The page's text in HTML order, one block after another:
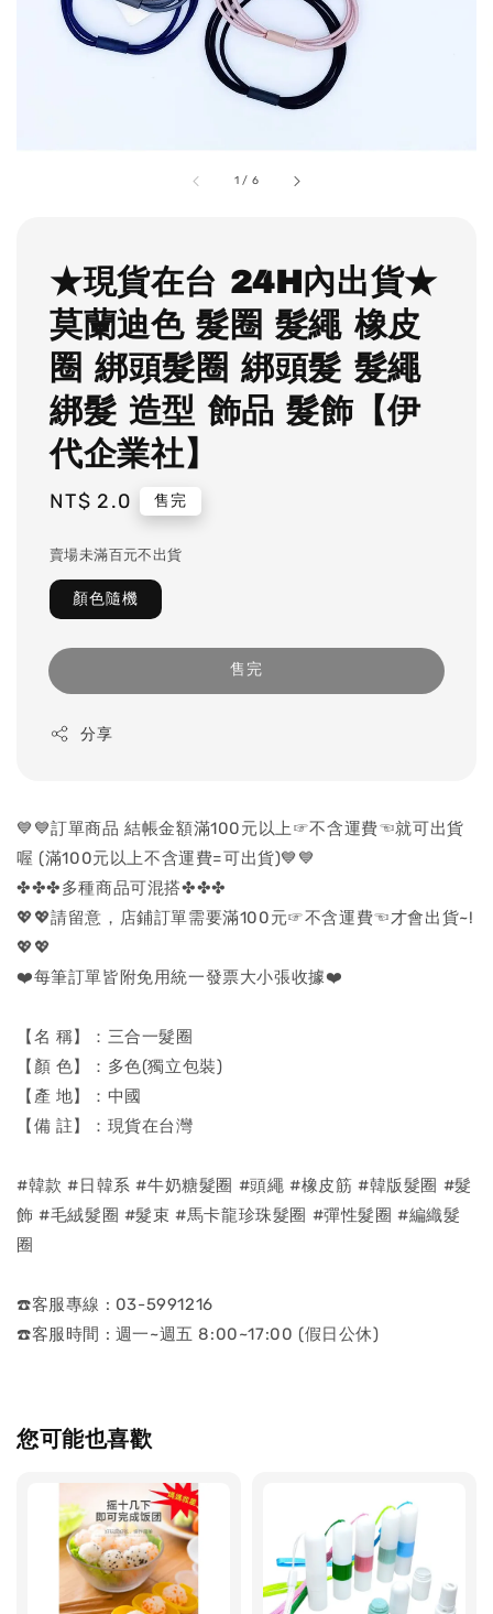
1 / 6
★現貨在台 24H內出貨★
莫蘭迪色 髮圈 髮繩 橡皮
圈 綁頭髮圈 綁頭髮 髮繩
綁髮 造型 飾品 髮飾【伊
代企業社】
Regular
NT$ 2.0 售完
賣場未滿百元不出貨
顏色隨機
售完
分享
💙💙訂單商品 結帳金額滿100元以上☞不含運費☜就可出貨
喔 (滿100元以上不含運費=可出貨)💙💙
✤✤✤多種商品可混搭✤✤✤
💖💖請留意，店鋪訂單需要滿100元☞不含運費☜才會出貨~!
💖💖
❤️每筆訂單皆附免用統一發票大小張收據❤️
【名 稱】：三合一髮圈
【顏 色】：多色(獨立包裝)
【產 地】：中國
【備 註】：現貨在台灣
#韓款 #日韓系 #牛奶糖髮圈 #頭繩 #橡皮筋 #韓版髮圈 #髮
飾 #毛絨髮圈 #髮束 #馬卡龍珍珠髮圈 #彈性髮圈 #編織髮
圈
☎️客服專線 : 03-5991216
☎️客服時間 : 週一~週五 8:00~17:00 (假日公休)
您可能也喜歡